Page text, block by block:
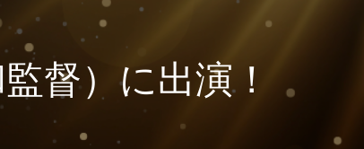
督）に出演！